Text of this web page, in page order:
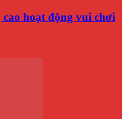
hoạt động vui chơi